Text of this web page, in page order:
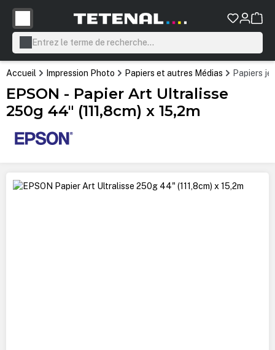
principal
Accueil Impression Photo Papiers et autres Médias Papiers
EPSON - Papier Art Ultralisse
250g 44" (111,8cm) x 15,2m
Ignorer la galerie d'images